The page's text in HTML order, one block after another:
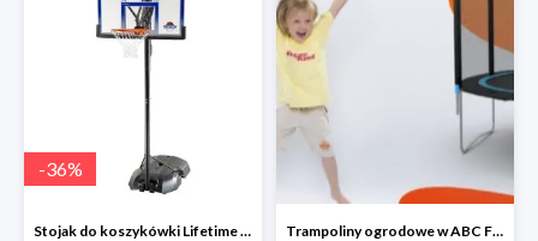
-36%
Stojak do koszykówki Lifetime NEW YORK 90000 Trampoliny ogrodowe w ABC Fitness do -30%